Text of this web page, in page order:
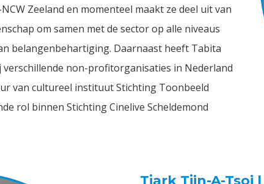
Zeeland en momenteel maakt ze deel uit van
om samen met de sector op alle niveaus
belangenbehartiging. Daarnaast heeft Tabita
non-profitorganisaties in Nederland
van cultureel instituut Stichting Toonbeeld
rol binnen Stichting Cinelive Scheldemond
Tjark Tjin-A-Tsoi |